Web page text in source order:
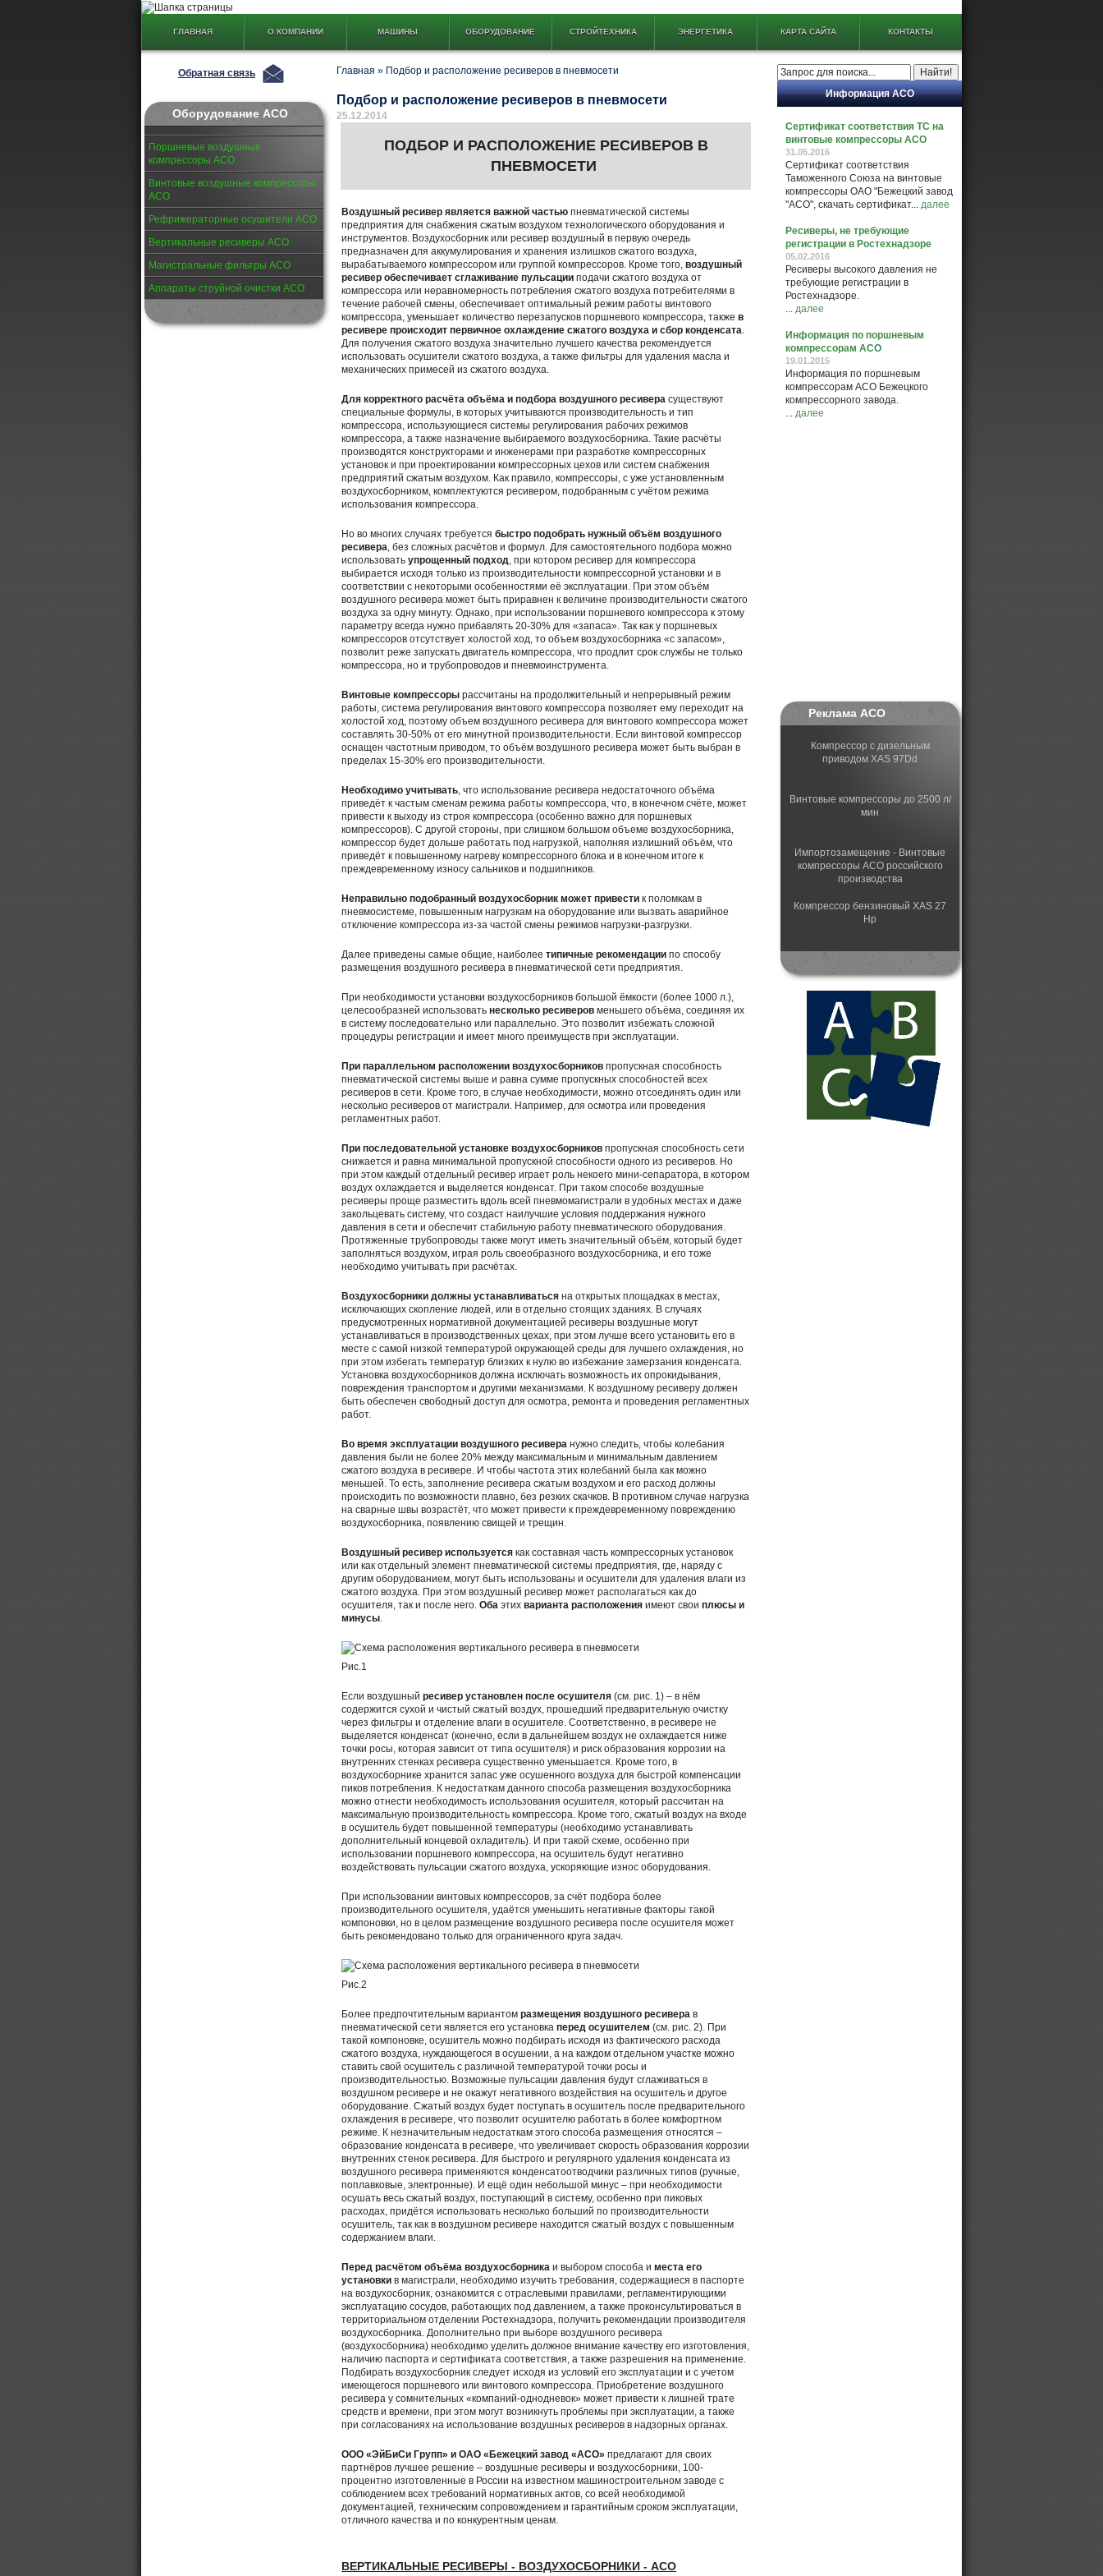
ГЛАВНАЯ О КОМПАНИИ МАШИНЫ ОБОРУДОВАНИЕ СТРОЙТЕХНИКА ЭНЕРГЕТИКА КАРТА САЙТА КОНТАКТЫ
Обратная связь
Оборудование АСО
Поршневые воздушные
компрессоры АСО
Винтовые воздушные компрессоры
АСО
Рефрижераторные осушители АСО
Вертикальные ресиверы АСО
Магистральные фильтры АСО
Аппараты струйной очистки АСО
Главная » Подбор и расположение ресиверов в пневмосети
Подбор и расположение ресиверов в пневмосети
25.12.2014
ПОДБОР И РАСПОЛОЖЕНИЕ РЕСИВЕРОВ В
ПНЕВМОСЕТИ
Воздушный ресивер является важной частью пневматической системы
предприятия для снабжения сжатым воздухом технологического оборудования и
инструментов. Воздухосборник или ресивер воздушный в первую очередь
предназначен для аккумулирования и хранения излишков сжатого воздуха,
вырабатываемого компрессором или группой компрессоров. Кроме того, воздушный
ресивер обеспечивает сглаживание пульсации подачи сжатого воздуха от
компрессора или неравномерность потребления сжатого воздуха потребителями в
течение рабочей смены, обеспечивает оптимальный режим работы винтового
компрессора, уменьшает количество перезапусков поршневого компрессора, также в
ресивере происходит первичное охлаждение сжатого воздуха и сбор конденсата.
Для получения сжатого воздуха значительно лучшего качества рекомендуется
использовать осушители сжатого воздуха, а также фильтры для удаления масла и
механических примесей из сжатого воздуха.
Для корректного расчёта объёма и подбора воздушного ресивера существуют
специальные формулы, в которых учитываются производительность и тип
компрессора, использующиеся системы регулирования рабочих режимов
компрессора, а также назначение выбираемого воздухосборника. Такие расчёты
производятся конструкторами и инженерами при разработке компрессорных
установок и при проектировании компрессорных цехов или систем снабжения
предприятий сжатым воздухом. Как правило, компрессоры, с уже установленным
воздухосборником, комплектуются ресивером, подобранным с учётом режима
использования компрессора.
Но во многих случаях требуется быстро подобрать нужный объём воздушного
ресивера, без сложных расчётов и формул. Для самостоятельного подбора можно
использовать упрощенный подход, при котором ресивер для компрессора
выбирается исходя только из производительности компрессорной установки и в
соответствии с некоторыми особенностями её эксплуатации. При этом объём
воздушного ресивера может быть приравнен к величине производительности сжатого
воздуха за одну минуту. Однако, при использовании поршневого компрессора к этому
параметру всегда нужно прибавлять 20-30% для «запаса». Так как у поршневых
компрессоров отсутствует холостой ход, то объем воздухосборника «с запасом»,
позволит реже запускать двигатель компрессора, что продлит срок службы не только
компрессора, но и трубопроводов и пневмоинструмента.
Винтовые компрессоры рассчитаны на продолжительный и непрерывный режим
работы, система регулирования винтового компрессора позволяет ему переходит на
холостой ход, поэтому объем воздушного ресивера для винтового компрессора может
составлять 30-50% от его минутной производительности. Если винтовой компрессор
оснащен частотным приводом, то объём воздушного ресивера может быть выбран в
пределах 15-30% его производительности.
Необходимо учитывать, что использование ресивера недостаточного объёма
приведёт к частым сменам режима работы компрессора, что, в конечном счёте, может
привести к выходу из строя компрессора (особенно важно для поршневых
компрессоров). С другой стороны, при слишком большом объеме воздухосборника,
компрессор будет дольше работать под нагрузкой, наполняя излишний объём, что
приведёт к повышенному нагреву компрессорного блока и в конечном итоге к
преждевременному износу сальников и подшипников.
Неправильно подобранный воздухосборник может привести к поломкам в
пневмосистеме, повышенным нагрузкам на оборудование или вызвать аварийное
отключение компрессора из-за частой смены режимов нагрузки-разгрузки.
Далее приведены самые общие, наиболее типичные рекомендации по способу
размещения воздушного ресивера в пневматической сети предприятия.
При необходимости установки воздухосборников большой ёмкости (более 1000 л.),
целесообразней использовать несколько ресиверов меньшего объёма, соединяя их
в систему последовательно или параллельно. Это позволит избежать сложной
процедуры регистрации и имеет много преимуществ при эксплуатации.
При параллельном расположении воздухосборников пропускная способность
пневматической системы выше и равна сумме пропускных способностей всех
ресиверов в сети. Кроме того, в случае необходимости, можно отсоединять один или
несколько ресиверов от магистрали. Например, для осмотра или проведения
регламентных работ.
При последовательной установке воздухосборников пропускная способность сети
снижается и равна минимальной пропускной способности одного из ресиверов. Но
при этом каждый отдельный ресивер играет роль некоего мини-сепаратора, в котором
воздух охлаждается и выделяется конденсат. При таком способе воздушные
ресиверы проще разместить вдоль всей пневмомагистрали в удобных местах и даже
закольцевать систему, что создаст наилучшие условия поддержания нужного
давления в сети и обеспечит стабильную работу пневматического оборудования.
Протяженные трубопроводы также могут иметь значительный объём, который будет
заполняться воздухом, играя роль своеобразного воздухосборника, и его тоже
необходимо учитывать при расчётах.
Воздухосборники должны устанавливаться на открытых площадках в местах,
исключающих скопление людей, или в отдельно стоящих зданиях. В случаях
предусмотренных нормативной документацией ресиверы воздушные могут
устанавливаться в производственных цехах, при этом лучше всего установить его в
месте с самой низкой температурой окружающей среды для лучшего охлаждения, но
при этом избегать температур близких к нулю во избежание замерзания конденсата.
Установка воздухосборников должна исключать возможность их опрокидывания,
повреждения транспортом и другими механизмами. К воздушному ресиверу должен
быть обеспечен свободный доступ для осмотра, ремонта и проведения регламентных
работ.
Во время эксплуатации воздушного ресивера нужно следить, чтобы колебания
давления были не более 20% между максимальным и минимальным давлением
сжатого воздуха в ресивере. И чтобы частота этих колебаний была как можно
меньшей. То есть, заполнение ресивера сжатым воздухом и его расход должны
происходить по возможности плавно, без резких скачков. В противном случае нагрузка
на сварные швы возрастёт, что может привести к преждевременному повреждению
воздухосборника, появлению свищей и трещин.
Воздушный ресивер используется как составная часть компрессорных установок
или как отдельный элемент пневматической системы предприятия, где, наряду с
другим оборудованием, могут быть использованы и осушители для удаления влаги из
сжатого воздуха. При этом воздушный ресивер может располагаться как до
осушителя, так и после него. Оба этих варианта расположения имеют свои плюсы и
минусы.
Рис.1
Если воздушный ресивер установлен после осушителя (см. рис. 1) – в нём
содержится сухой и чистый сжатый воздух, прошедший предварительную очистку
через фильтры и отделение влаги в осушителе. Соответственно, в ресивере не
выделяется конденсат (конечно, если в дальнейшем воздух не охлаждается ниже
точки росы, которая зависит от типа осушителя) и риск образования коррозии на
внутренних стенках ресивера существенно уменьшается. Кроме того, в
воздухосборнике хранится запас уже осушенного воздуха для быстрой компенсации
пиков потребления. К недостаткам данного способа размещения воздухосборника
можно отнести необходимость использования осушителя, который рассчитан на
максимальную производительность компрессора. Кроме того, сжатый воздух на входе
в осушитель будет повышенной температуры (необходимо устанавливать
дополнительный концевой охладитель). И при такой схеме, особенно при
использовании поршневого компрессора, на осушитель будут негативно
воздействовать пульсации сжатого воздуха, ускоряющие износ оборудования.
При использовании винтовых компрессоров, за счёт подбора более
производительного осушителя, удаётся уменьшить негативные факторы такой
компоновки, но в целом размещение воздушного ресивера после осушителя может
быть рекомендовано только для ограниченного круга задач.
Рис.2
Более предпочтительным вариантом размещения воздушного ресивера в
пневматической сети является его установка перед осушителем (см. рис. 2). При
такой компоновке, осушитель можно подбирать исходя из фактического расхода
сжатого воздуха, нуждающегося в осушении, а на каждом отдельном участке можно
ставить свой осушитель с различной температурой точки росы и
производительностью. Возможные пульсации давления будут сглаживаться в
воздушном ресивере и не окажут негативного воздействия на осушитель и другое
оборудование. Сжатый воздух будет поступать в осушитель после предварительного
охлаждения в ресивере, что позволит осушителю работать в более комфортном
режиме. К незначительным недостаткам этого способа размещения относятся –
образование конденсата в ресивере, что увеличивает скорость образования коррозии
внутренних стенок ресивера. Для быстрого и регулярного удаления конденсата из
воздушного ресивера применяются конденсатоотводчики различных типов (ручные,
поплавковые, электронные). И ещё один небольшой минус – при необходимости
осушать весь сжатый воздух, поступающий в систему, особенно при пиковых
расходах, придётся использовать несколько больший по производительности
осушитель, так как в воздушном ресивере находится сжатый воздух с повышенным
содержанием влаги.
Перед расчётом объёма воздухосборника и выбором способа и места его
установки в магистрали, необходимо изучить требования, содержащиеся в паспорте
на воздухосборник, ознакомится с отраслевыми правилами, регламентирующими
эксплуатацию сосудов, работающих под давлением, а также проконсультироваться в
территориальном отделении Ростехнадзора, получить рекомендации производителя
воздухосборника. Дополнительно при выборе воздушного ресивера
(воздухосборника) необходимо уделить должное внимание качеству его изготовления,
наличию паспорта и сертификата соответствия, а также разрешения на применение.
Подбирать воздухосборник следует исходя из условий его эксплуатации и с учетом
имеющегося поршневого или винтового компрессора. Приобретение воздушного
ресивера у сомнительных «компаний-однодневок» может привести к лишней трате
средств и времени, при этом могут возникнуть проблемы при эксплуатации, а также
при согласованиях на использование воздушных ресиверов в надзорных органах.
ООО «ЭйБиСи Групп» и ОАО «Бежецкий завод «АСО» предлагают для своих
партнёров лучшее решение – воздушные ресиверы и воздухосборники, 100-
процентно изготовленные в России на известном машиностроительном заводе с
соблюдением всех требований нормативных актов, со всей необходимой
документацией, техническим сопровождением и гарантийным сроком эксплуатации,
отличного качества и по конкурентным ценам.
ВЕРТИКАЛЬНЫЕ РЕСИВЕРЫ - ВОЗДУХОСБОРНИКИ - АСО
Информация АСО
Сертификат соответствия ТС на
винтовые компрессоры АСО
31.05.2016
Сертификат соответствия
Таможенного Союза на винтовые
компрессоры ОАО "Бежецкий завод
"АСО", скачать сертификат... далее
Ресиверы, не требующие
регистрации в Ростехнадзоре
05.02.2016
Ресиверы высокого давления не
требующие регистрации в
Ростехнадзоре.
... далее
Информация по поршневым
компрессорам АСО
19.01.2015
Информация по поршневым
компрессорам АСО Бежецкого
компрессорного завода.
... далее
Реклама АСО
Компрессор с дизельным
приводом XAS 97Dd
Винтовые компрессоры до 2500 л/
мин
Импортозамещение - Винтовые
компрессоры АСО российского
производства
Компрессор бензиновый XAS 27
Hp
компрессоры с головками Fini
Купить Бежецкий компрессор
Винтовой компрессор ВК
Винтовой компрессор на 16 бар